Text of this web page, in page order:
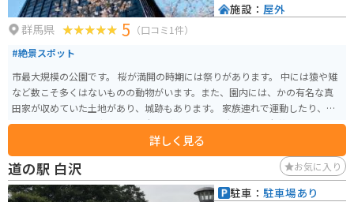
群馬県 5 （口コミ1件）
#絶景スポット
市最大規模の公園です。 桜が満開の時期には祭りがあります。 中には猿や雉
など数こそ多くはないものの動物がいます。また、園内には、かの有名な真
田家が収めていた土地があり、城跡もあります。 家族連れで運動したり、デ
ートの一休みでよる方もいれば老人がウォーキングしたりと老若男女問わず
詳しく見る
施設： 屋外
道の駅 白沢 お気に入り
駐車： 駐車場あり